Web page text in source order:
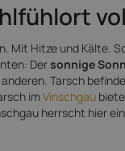
Mit Hitze und Kälte.
Der sonnige
Tarsch
im Vinschgau
herrscht hier